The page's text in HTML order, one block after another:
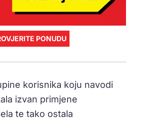
PONUDU
korisnika koju navodi
izvan primjene
te tako ostala